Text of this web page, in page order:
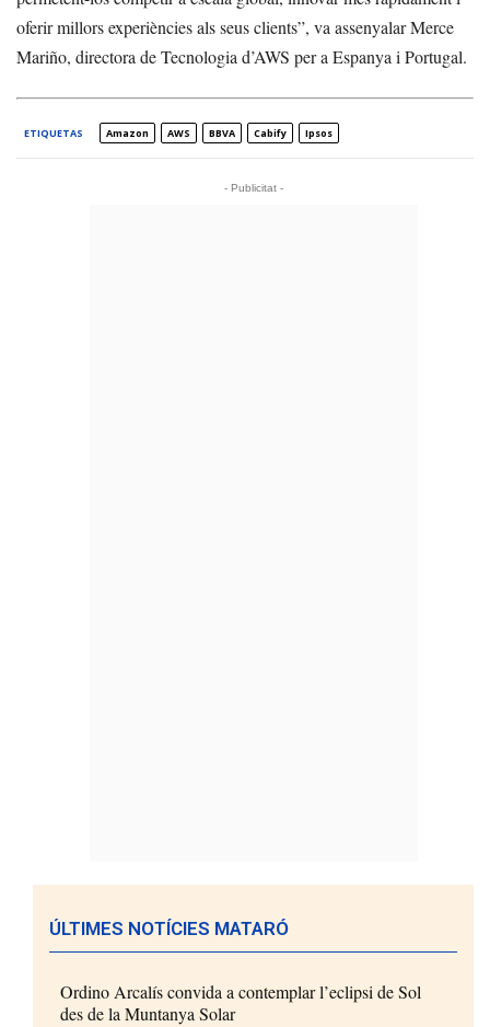
oferir millors experiències als seus clients”, va assenyalar Merce
Mariño, directora de Tecnologia d’AWS per a Espanya i Portugal.
ETIQUETAS Amazon AWS BBVA Cabify Ipsos
- Publicitat -
ÚLTIMES NOTÍCIES MATARÓ
Ordino Arcalís convida a contemplar l’eclipsi de Sol
des de la Muntanya Solar